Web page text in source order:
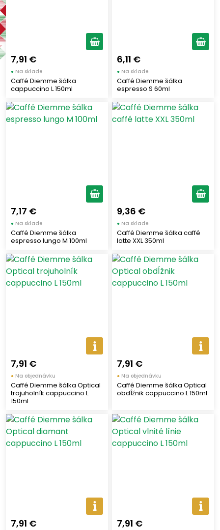
Typ šálky
Cappuccino (7)
Latte(2)
Espresso(2)
Zobraziť všetko (11)
7,91 €
● Na sklade
Caffé Diemme šálka
cappuccino L 150ml
6,11 €
● Na sklade
Caffé Diemme šálka
espresso S 60ml
7,17 €
● Na sklade
Caffé Diemme šálka
espresso lungo M 100ml
9,36 €
● Na sklade
Caffé Diemme šálka caffé
latte XXL 350ml
7,91 €
● Na objednávku
Caffé Diemme šálka Optical
trojuholník cappuccino L
150ml
7,91 €
● Na objednávku
Caffé Diemme šálka Optical
obdĺžnik cappuccino L 150ml
7,91 € 7,91 €